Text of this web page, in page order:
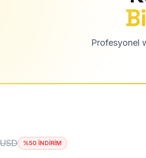
Profesyonel
%50 İNDİRİM